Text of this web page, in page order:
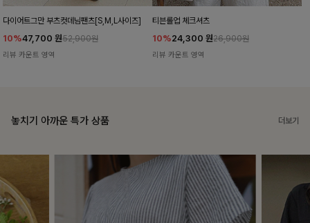
다이어트그만 부츠컷데님팬츠[S,M,L사이즈]
10%47,700 원52,900원
리뷰 카운트 영역
티븐롤업 체크셔츠
10%24,300 원26,900원
리뷰 카운트 영역
놓치기 아까운 특가 상품 더보기